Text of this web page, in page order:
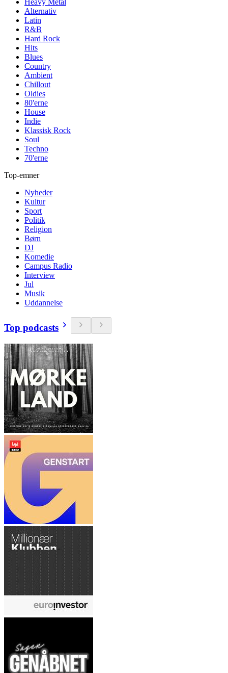
Heavy Metal
Alternativ
Latin
R&B
Hard Rock
Hits
Blues
Country
Ambient
Chillout
Oldies
80'erne
House
Indie
Klassisk Rock
Soul
Techno
70'erne
Top-emner
Nyheder
Kultur
Sport
Politik
Religion
Børn
DJ
Komedie
Campus Radio
Interview
Jul
Musik
Uddannelse
Top podcasts